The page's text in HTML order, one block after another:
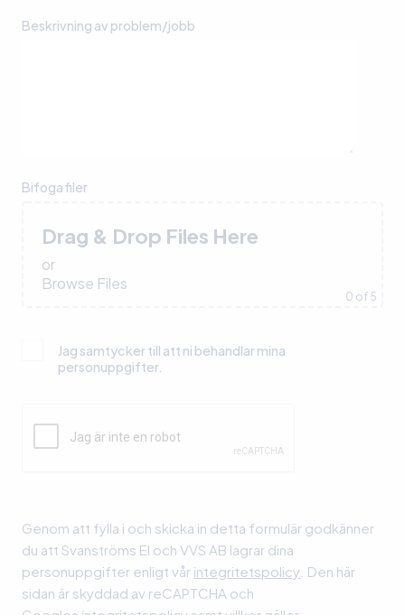
Beskrivning av problem/jobb
Bifoga filer
Drag & Drop Files Here
or
Browse Files
0 of 5
Jag samtycker till att ni behandlar mina
personuppgifter.
Genom att fylla i och skicka in detta formulär godkänner
du att Svanströms El och VVS AB lagrar dina
personuppgifter enligt vår integritetspolicy . Den här
sidan är skyddad av reCAPTCHA och